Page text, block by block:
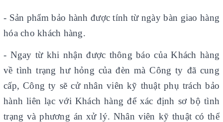
- Sản phẩm bảo hành được tính từ ngày bàn giao hàng
hóa cho khách hàng.
- Ngay từ khi nhận được thông báo của Khách hàng
về tình trạng hư hỏng của đèn mà Công ty đã cung
cấp, Công ty sẽ cử nhân viên kỹ thuật phụ trách bảo
hành liên lạc với Khách hàng để xác định sơ bộ tình
trạng và phương án xử lý. Nhân viên kỹ thuật có thể